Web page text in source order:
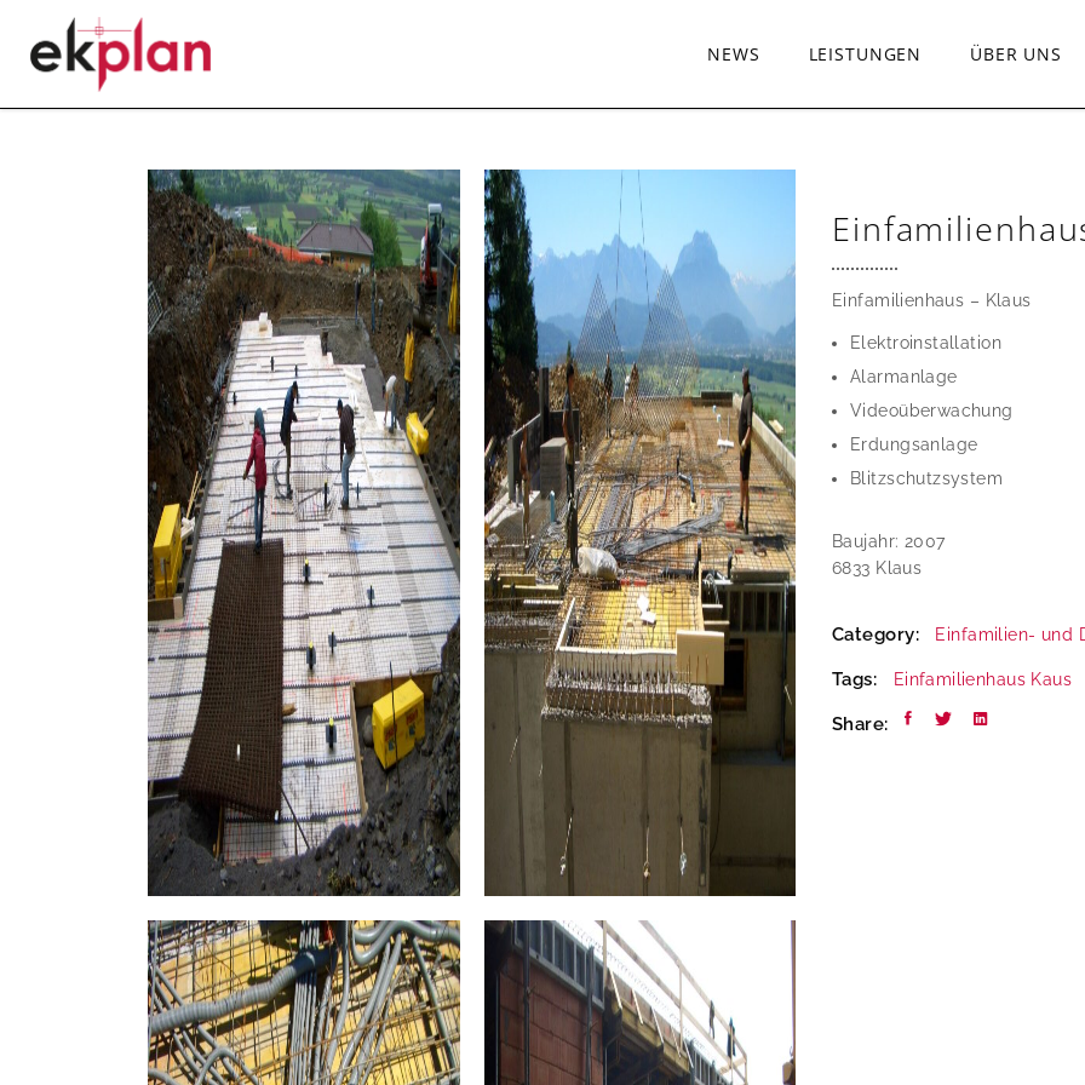
NEWS LEISTUNGEN ÜBER UNS
Einfamilienhaus – Klaus
Elektroinstallation
Alarmanlage
Videoüberwachung
Erdungsanlage
Blitzschutzsystem
Baujahr: 2007
6833 Klaus
Category: Einfamilien- und
Tags: Einfamilienhaus Kaus
Share: